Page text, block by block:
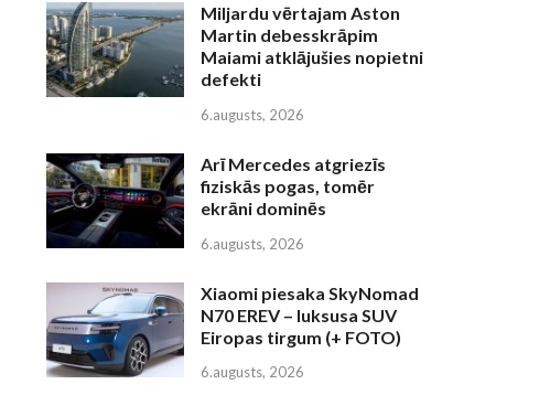
Miljardu vērtajam Aston
Martin debesskrāpim
Maiami atklājušies nopietni
defekti
6.augusts, 2026
Arī Mercedes atgriezīs
fiziskās pogas, tomēr
ekrāni dominēs
6.augusts, 2026
Xiaomi piesaka SkyNomad
N70 EREV – luksusa SUV
Eiropas tirgum (+ FOTO)
6.augusts, 2026